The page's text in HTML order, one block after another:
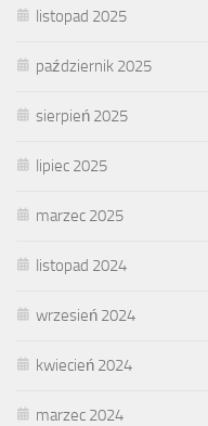
listopad 2025
październik 2025
sierpień 2025
lipiec 2025
marzec 2025
listopad 2024
wrzesień 2024
kwiecień 2024
marzec 2024